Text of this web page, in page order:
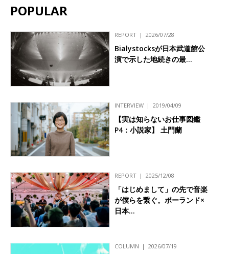
POPULAR
REPORT 2026/07/28
Bialystocksが日本武道館公
演で示した地続きの最…
INTERVIEW 2019/04/09
【実は知らないお仕事図鑑
P4：小説家】 土門蘭
REPORT 2025/12/08
「はじめまして」の先で音楽
が僕らを繋ぐ。ポーランド×
日本…
COLUMN 2026/07/19